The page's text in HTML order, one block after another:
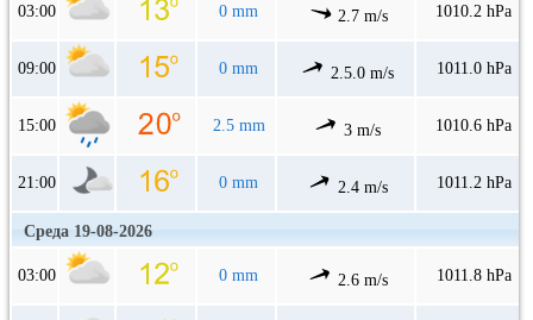
03:00 0 mm 2.7 m/s 1010.2 hPa
09:00 0 mm 2.5.0 m/s 1011.0 hPa
15:00 2.5 mm 3 m/s 1010.6 hPa
21:00 0 mm 2.4 m/s 1011.2 hPa
Среда 19-08-2026
03:00 0 mm 2.6 m/s 1011.8 hPa